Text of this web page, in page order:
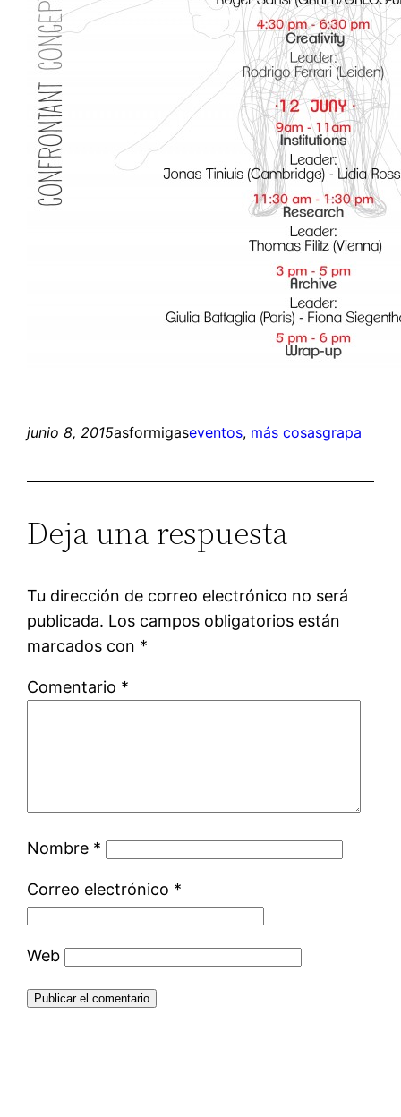
junio 8, 2015asformigaseventos, más cosasgrapa
Deja una respuesta
Tu dirección de correo electrónico no será
publicada. Los campos obligatorios están
marcados con *
Comentario *
Nombre *
Correo electrónico *
Web